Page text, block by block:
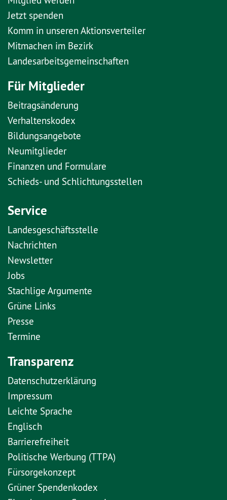
Jetzt spenden
Komm in unseren Aktionsverteiler
Mitmachen im Bezirk
Landesarbeitsgemeinschaften
Für Mitglieder
Beitragsänderung
Verhaltenskodex
Bildungsangebote
Neumitglieder
Finanzen und Formulare
Schieds- und Schlichtungsstellen
Service
Landesgeschäftsstelle
Nachrichten
Newsletter
Jobs
Stachlige Argumente
Grüne Links
Presse
Termine
Transparenz
Datenschutzerklärung
Impressum
Leichte Sprache
Englisch
Barrierefreiheit
Politische Werbung (TTPA)
Fürsorgekonzept
Grüner Spendenkodex